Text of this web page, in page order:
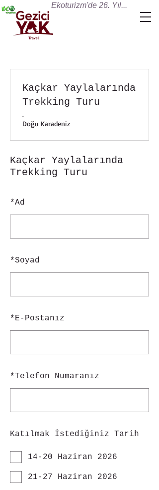
Ekoturizm'de 26. Yıl...
Kaçkar Yaylalarında
Trekking Turu
*Ad
*Soyad
*E-Postanız
*Telefon Numaranız
Katılmak İstediğiniz Tarih
14-20 Haziran 2026
21-27 Haziran 2026
Kaçkar Yaylalarında
Trekking Turu
.
Doğu Karadeniz